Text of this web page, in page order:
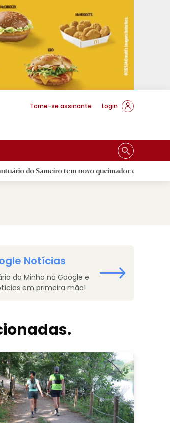
Torne-se assinante Login
tem novo queimador e escultura de Nossa
Notícias
do Minho na Google e
em primeira mão!